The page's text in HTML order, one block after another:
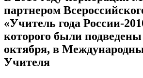
партнером
«Учитель года России-
которого были подведены
октября, в
Учителя